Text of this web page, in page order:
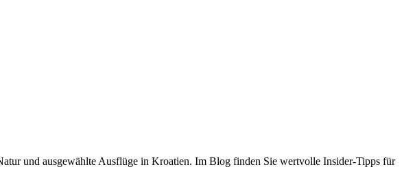
und ausgewählte Ausflüge in Kroatien. Im Blog finden Sie wertvolle Insider-Tipps für